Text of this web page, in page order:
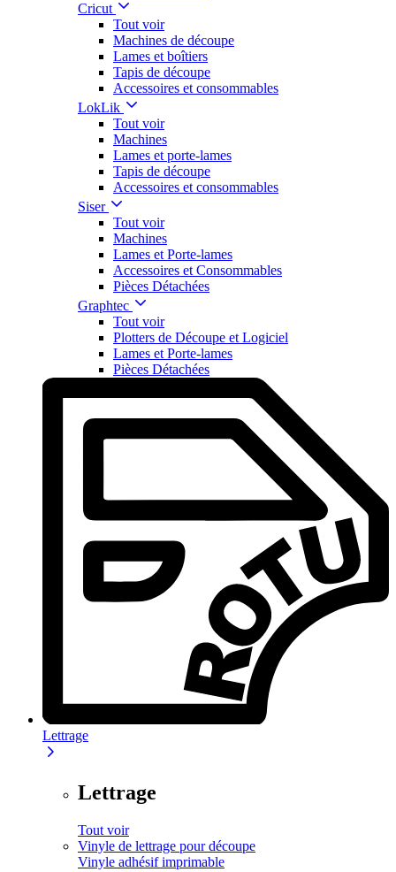
Cricut
Tout voir
Machines de découpe
Lames et boîtiers
Tapis de découpe
Accessoires et consommables
LokLik
Tout voir
Machines
Lames et porte-lames
Tapis de découpe
Accessoires et consommables
Siser
Tout voir
Machines
Lames et Porte-lames
Accessoires et Consommables
Pièces Détachées
Graphtec
Tout voir
Plotters de Découpe et Logiciel
Lames et Porte-lames
Pièces Détachées
Lettrage
Lettrage
Tout voir
Vinyle de lettrage pour découpe
Vinyle adhésif imprimable